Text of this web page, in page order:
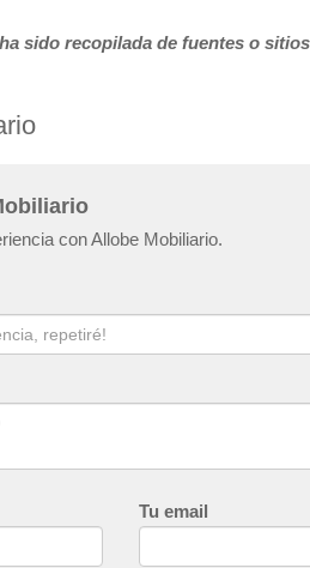
sido recopilada de fuentes o
con Allobe Mobiliario.
Tu email